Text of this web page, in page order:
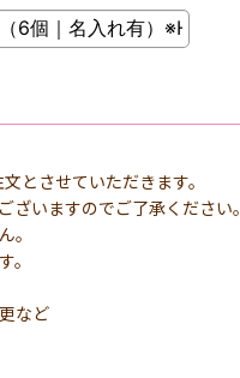
とさせていただきます。
いますのでご了承ください。
。
。
など